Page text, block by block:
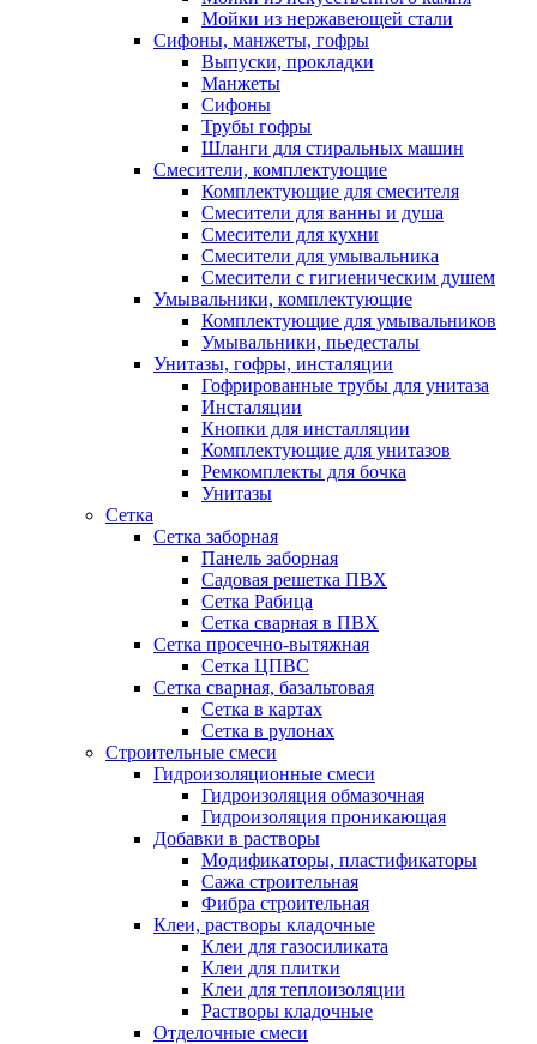
Мойки из нержавеющей стали
Сифоны, манжеты, гофры
Выпуски, прокладки
Манжеты
Сифоны
Трубы гофры
Шланги для стиральных машин
Смесители, комплектующие
Комплектующие для смесителя
Смесители для ванны и душа
Смесители для кухни
Смесители для умывальника
Смесители с гигиеническим душем
Умывальники, комплектующие
Комплектующие для умывальников
Умывальники, пьедесталы
Унитазы, гофры, инсталяции
Гофрированные трубы для унитаза
Инсталяции
Кнопки для инсталляции
Комплектующие для унитазов
Ремкомплекты для бочка
Унитазы
Сетка
Сетка заборная
Панель заборная
Садовая решетка ПВХ
Сетка Рабица
Сетка сварная в ПВХ
Сетка просечно-вытяжная
Сетка ЦПВС
Сетка сварная, базальтовая
Сетка в картах
Сетка в рулонах
Строительные смеси
Гидроизоляционные смеси
Гидроизоляция обмазочная
Гидроизоляция проникающая
Добавки в растворы
Модификаторы, пластификаторы
Сажа строительная
Фибра строительная
Клеи, растворы кладочные
Клеи для газосиликата
Клеи для плитки
Клеи для теплоизоляции
Растворы кладочные
Отделочные смеси